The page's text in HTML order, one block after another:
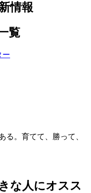
情報
覧
る。育てて、勝って、
な人にオスス